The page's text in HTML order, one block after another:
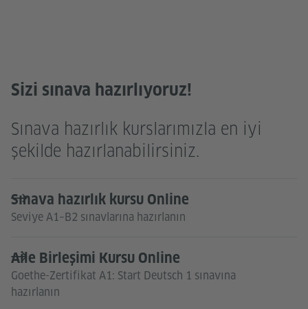
Sizi sınava hazırlıyoruz!
Sınava hazırlık kurslarımızla en iyi
şekilde hazırlanabilirsiniz.
Seviye A1–B2 sınavlarına hazırlanın
Sınava hazırlık kursu Online
Goethe-Zertifikat A1: Start Deutsch 1 sınavına
hazırlanın
Aile Birleşimi Kursu Online